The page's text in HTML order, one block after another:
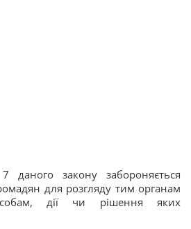
закону забороняється
для розгляду тим органам
дії чи рішення яких